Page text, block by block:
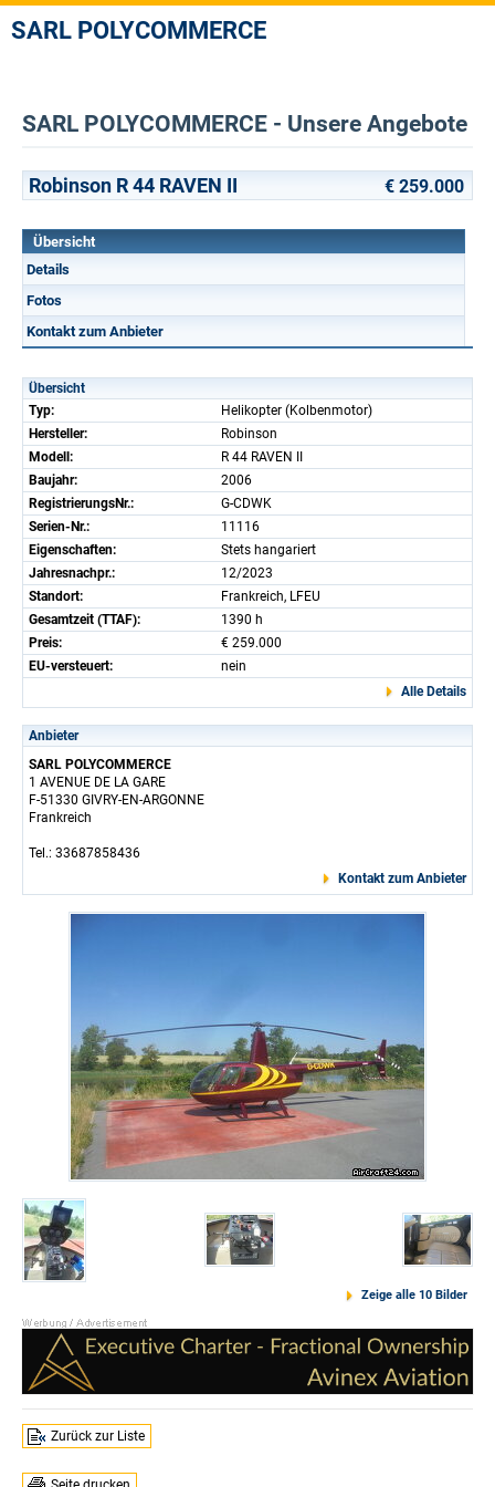
SARL POLYCOMMERCE
SARL POLYCOMMERCE - Unsere Angebote
Robinson R 44 RAVEN II € 259.000
Übersicht
Details
Fotos
Kontakt zum Anbieter
Übersicht
Typ:
Helikopter (Kolbenmotor)
Hersteller:
Robinson
Modell:
R 44 RAVEN II
Baujahr:
2006
RegistrierungsNr.:
G-CDWK
Serien-Nr.:
11116
Eigenschaften:
Stets hangariert
Jahresnachpr.:
12/2023
Standort:
Frankreich, LFEU
Gesamtzeit (TTAF):
1390 h
Preis:
€ 259.000
EU-versteuert:
nein
Alle Details
Anbieter
SARL POLYCOMMERCE
1 AVENUE DE LA GARE
F-51330 GIVRY-EN-ARGONNE
Frankreich
Tel.: 33687858436
Kontakt zum Anbieter
Zeige alle 10 Bilder
Zurück zur Liste